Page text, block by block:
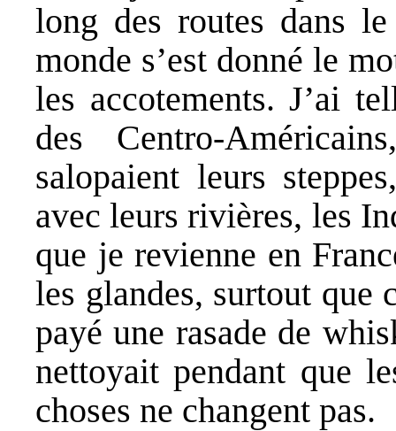
long des routes dans
monde s’est donné le
les accotements. J’ai
des Centro-
salopaient leurs
avec leurs rivières, les
que je revienne en
les glandes, surtout que
payé une rasade de
nettoyait pendant que
choses ne changent pas.